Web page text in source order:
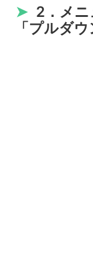
➤ 2．メニ
「プルダ